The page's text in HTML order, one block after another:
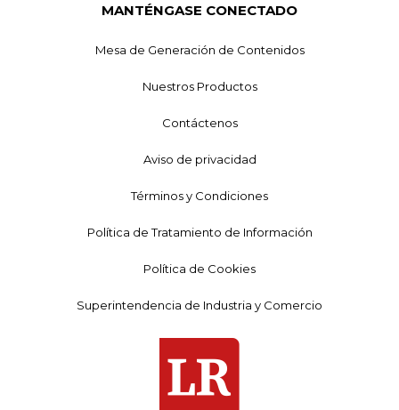
MANTÉNGASE CONECTADO
Mesa de Generación de Contenidos
Nuestros Productos
Contáctenos
Aviso de privacidad
Términos y Condiciones
Política de Tratamiento de Información
Política de Cookies
Superintendencia de Industria y Comercio